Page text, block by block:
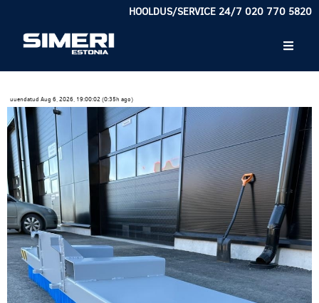
HOOLDUS/SERVICE 24/7 020 770 5820
uuendatud Aug 6, 2026, 19:00:02 (0:35h ago)